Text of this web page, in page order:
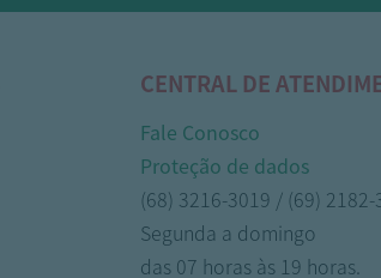
CENTRAL DE
Fale Conosco
Proteção de dados
(68) 3216-3019 / (69) 2182-
Segunda a domingo
das 07 horas às 19 horas.